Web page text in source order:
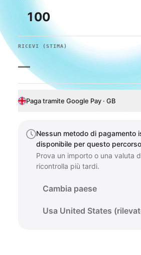
RICEVI (STIMA)
—
Paga tramite Google Pay · GB
Nessun metodo di pagamento
disponibile per questo
Prova un importo o una valuta
ricontrolla più tardi.
Cambia paese
Usa United States